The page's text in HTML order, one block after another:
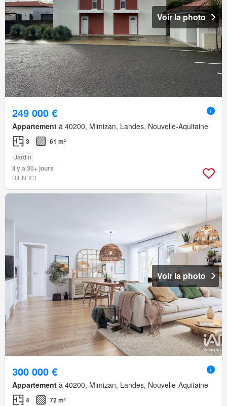
Voir la photo
249 000 €
Appartement à 40200, Mimizan, Landes, Nouvelle-Aquitaine
3 61 m²
Jardin
Il y a 30+ jours
BIEN´ICI
Voir la photo
300 000 €
Appartement à 40200, Mimizan, Landes, Nouvelle-Aquitaine
4 72 m²